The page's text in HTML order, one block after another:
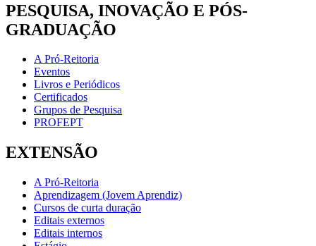
PESQUISA, INOVAÇÃO E PÓS-
GRADUAÇÃO
A Pró-Reitoria
Eventos
Livros e Periódicos
Certificados
Grupos de Pesquisa
PROFEPT
EXTENSÃO
A Pró-Reitoria
Aprendizagem (Jovem Aprendiz)
Cursos de curta duração
Editais externos
Editais internos